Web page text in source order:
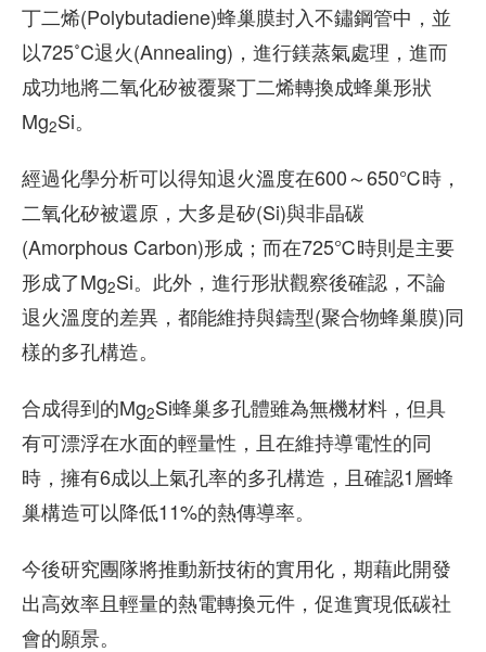
丁二烯(Polybutadiene)蜂巢膜封入不鏽鋼管中，並
以725˚C退火(Annealing)，進行鎂蒸氣處理，進而
成功地將二氧化矽被覆聚丁二烯轉換成蜂巢形狀
Mg2Si。
經過化學分析可以得知退火溫度在600～650℃時，
二氧化矽被還原，大多是矽(Si)與非晶碳
(Amorphous Carbon)形成；而在725℃時則是主要
形成了Mg2Si。此外，進行形狀觀察後確認，不論
退火溫度的差異，都能維持與鑄型(聚合物蜂巢膜)同
樣的多孔構造。
合成得到的Mg2Si蜂巢多孔體雖為無機材料，但具
有可漂浮在水面的輕量性，且在維持導電性的同
時，擁有6成以上氣孔率的多孔構造，且確認1層蜂
巢構造可以降低11%的熱傳導率。
今後研究團隊將推動新技術的實用化，期藉此開發
出高效率且輕量的熱電轉換元件，促進實現低碳社
會的願景。